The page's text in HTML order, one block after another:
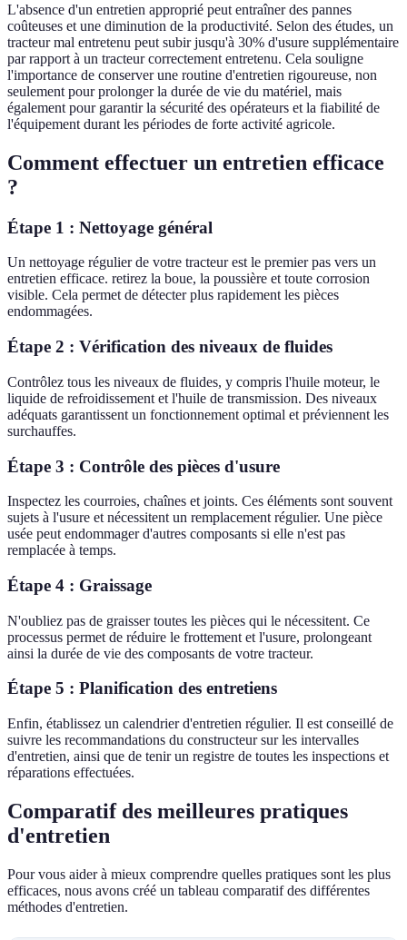
L'absence d'un entretien approprié peut entraîner des pannes
coûteuses et une diminution de la productivité. Selon des études, un
tracteur mal entretenu peut subir jusqu'à 30% d'usure supplémentaire
par rapport à un tracteur correctement entretenu. Cela souligne
l'importance de conserver une routine d'entretien rigoureuse, non
seulement pour prolonger la durée de vie du matériel, mais
également pour garantir la sécurité des opérateurs et la fiabilité de
l'équipement durant les périodes de forte activité agricole.
Comment effectuer un entretien efficace
?
Étape 1 : Nettoyage général
Un nettoyage régulier de votre tracteur est le premier pas vers un
entretien efficace. retirez la boue, la poussière et toute corrosion
visible. Cela permet de détecter plus rapidement les pièces
endommagées.
Étape 2 : Vérification des niveaux de fluides
Contrôlez tous les niveaux de fluides, y compris l'huile moteur, le
liquide de refroidissement et l'huile de transmission. Des niveaux
adéquats garantissent un fonctionnement optimal et préviennent les
surchauffes.
Étape 3 : Contrôle des pièces d'usure
Inspectez les courroies, chaînes et joints. Ces éléments sont souvent
sujets à l'usure et nécessitent un remplacement régulier. Une pièce
usée peut endommager d'autres composants si elle n'est pas
remplacée à temps.
Étape 4 : Graissage
N'oubliez pas de graisser toutes les pièces qui le nécessitent. Ce
processus permet de réduire le frottement et l'usure, prolongeant
ainsi la durée de vie des composants de votre tracteur.
Étape 5 : Planification des entretiens
Enfin, établissez un calendrier d'entretien régulier. Il est conseillé de
suivre les recommandations du constructeur sur les intervalles
d'entretien, ainsi que de tenir un registre de toutes les inspections et
réparations effectuées.
Comparatif des meilleures pratiques
d'entretien
Pour vous aider à mieux comprendre quelles pratiques sont les plus
efficaces, nous avons créé un tableau comparatif des différentes
méthodes d'entretien.